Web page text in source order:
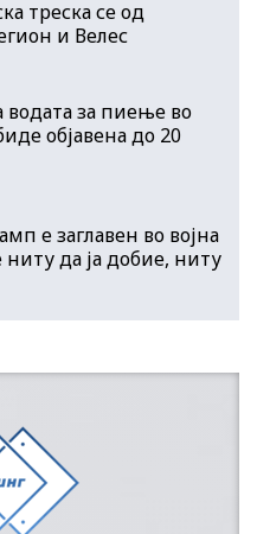
треска се од
и Велес
водата за пиење во
објавена до 20
е заглавен во војна
да ја добие, ниту